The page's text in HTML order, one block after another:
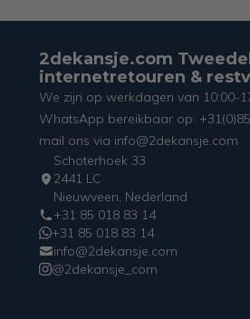
2dekansje.com
internetretouren &
We zijn op werkdagen van 10:00-
WhatsApp bereikbaar op:
mail ons via info@2dekansje.com
Schoterhoek 33
2441 LC
Nieuwveen, Nederland
+31 85 018 83 14
+31 85 018 83 14
info@2dekansje.com
@2dekansje_com